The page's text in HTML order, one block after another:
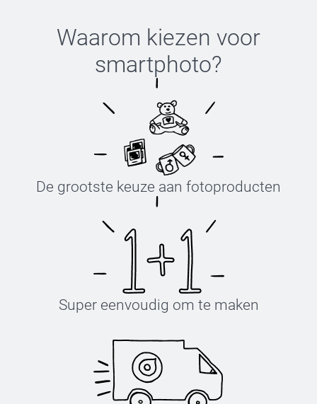
Waarom kiezen voor
smartphoto?
De grootste keuze aan fotoproducten
Super eenvoudig om te maken